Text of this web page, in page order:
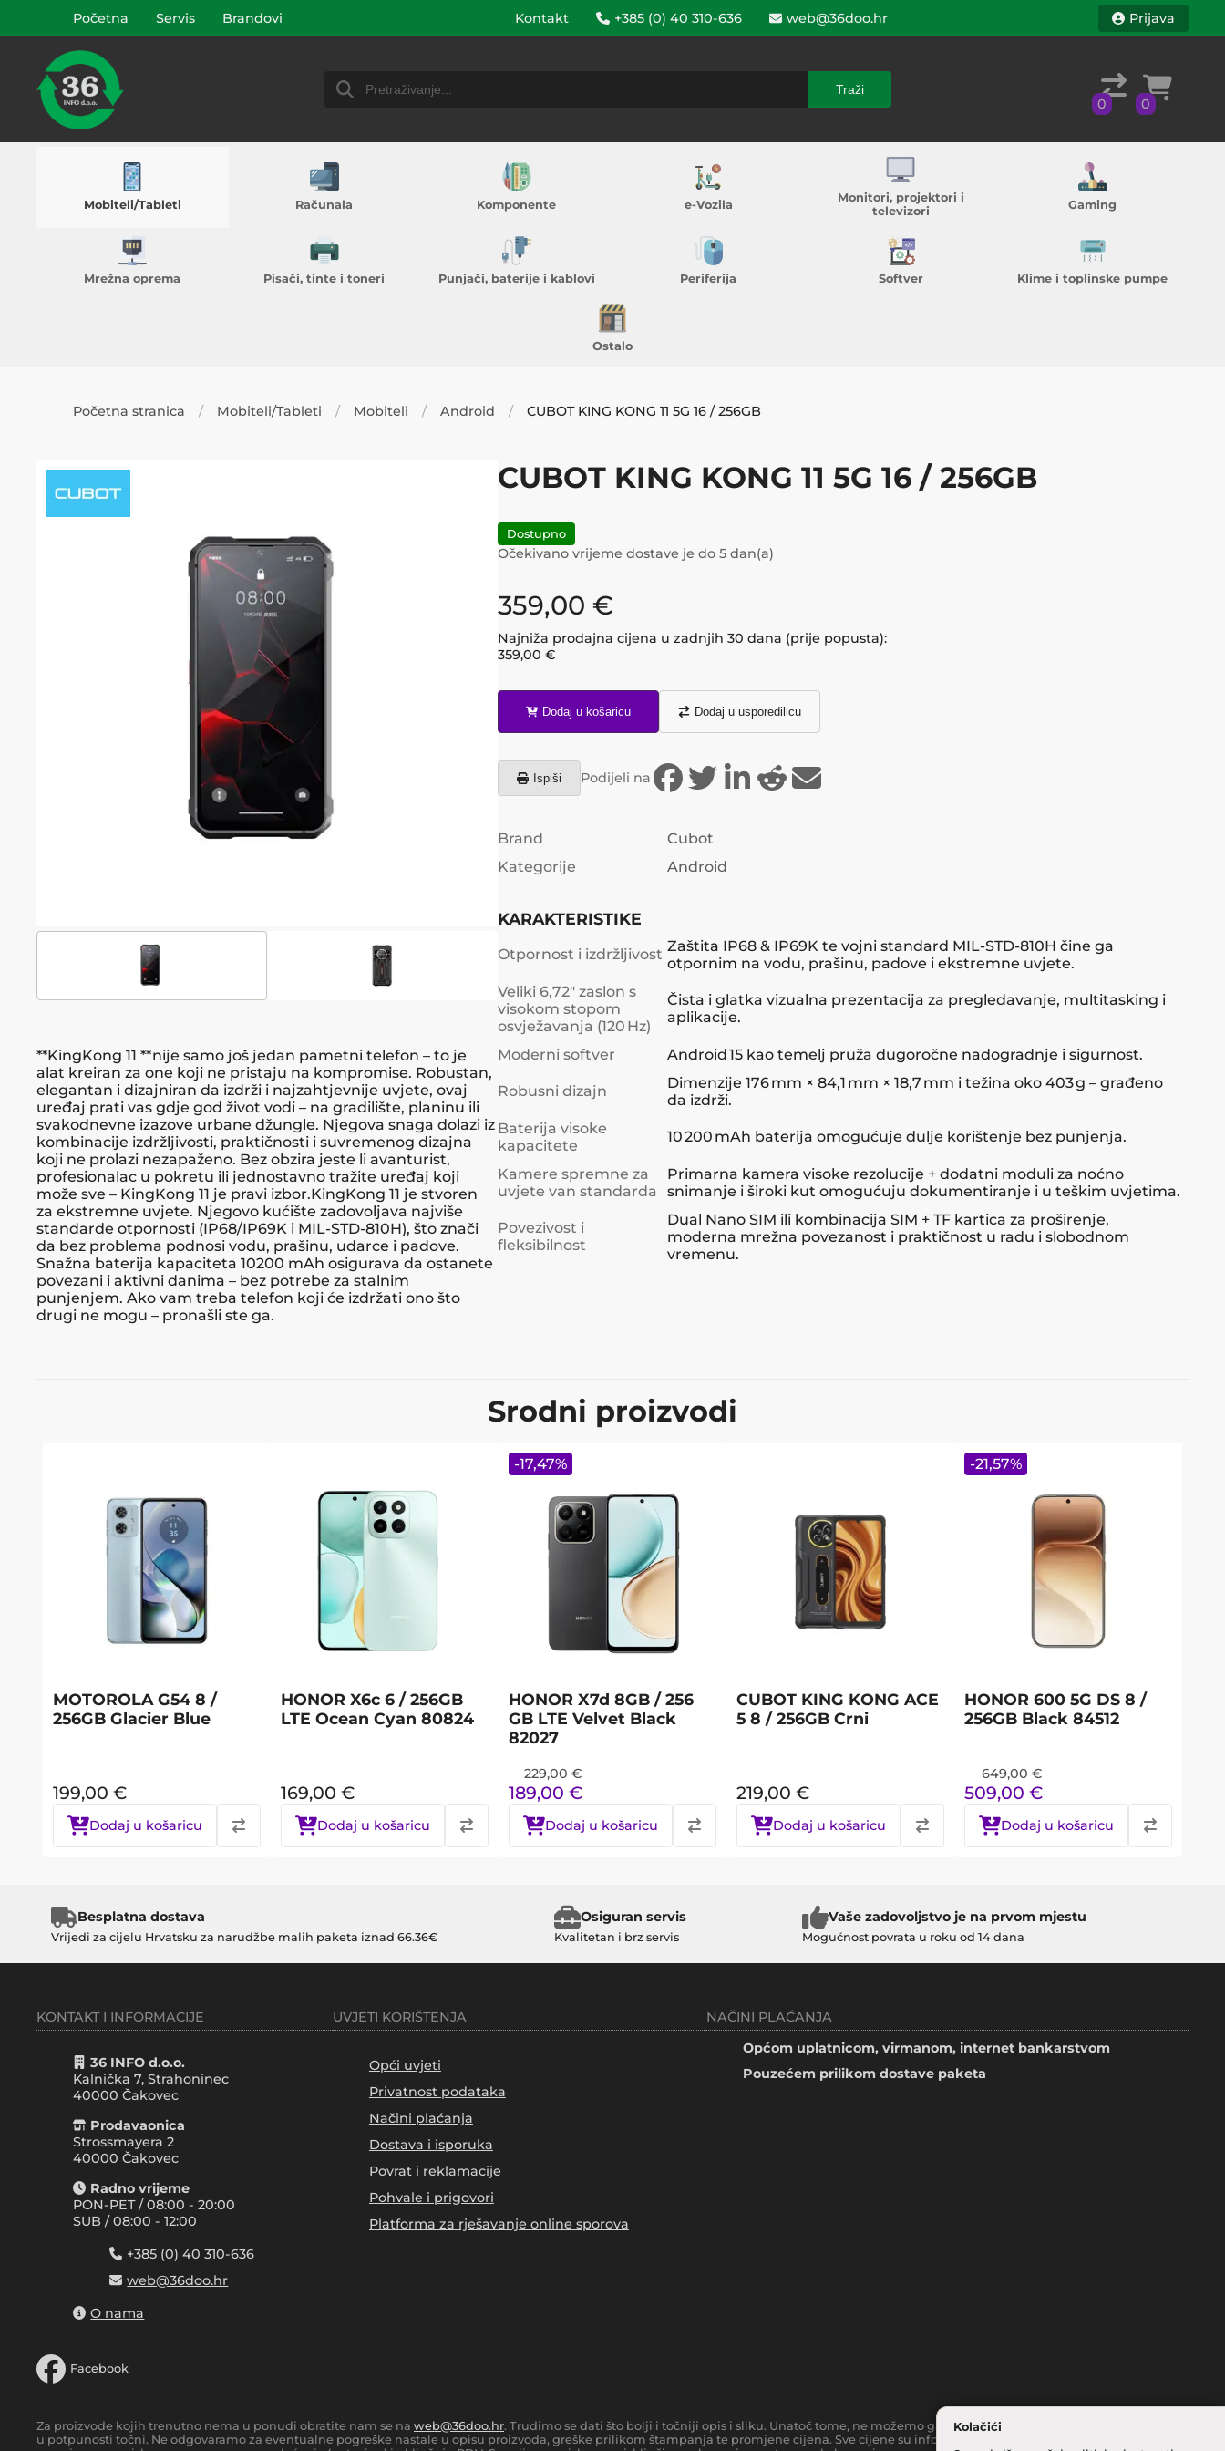
Traži
Početna Servis Brandovi Kontakt +385 (0) 40 310-636 web@36doo.hr Prijava
Traži
0 0
Mobiteli/Tableti Računala Komponente e-Vozila
Monitori, projektori i
televizori
Gaming
Mrežna oprema Pisači, tinte i toneri Punjači, baterije i kablovi Periferija Softver Klime i toplinske pumpe
Ostalo
Kolačići
Početna stranica Mobiteli/Tableti Mobiteli Android CUBOT KING KONG 11 5G 16 / 256GB
**KingKong 11 **nije samo još jedan pametni telefon – to je
alat kreiran za one koji ne pristaju na kompromise. Robustan,
elegantan i dizajniran da izdrži i najzahtjevnije uvjete, ovaj
uređaj prati vas gdje god život vodi – na gradilište, planinu ili
svakodnevne izazove urbane džungle. Njegova snaga dolazi iz
kombinacije izdržljivosti, praktičnosti i suvremenog dizajna
koji ne prolazi nezapaženo. Bez obzira jeste li avanturist,
profesionalac u pokretu ili jednostavno tražite uređaj koji
može sve – KingKong 11 je pravi izbor.KingKong 11 je stvoren
za ekstremne uvjete. Njegovo kućište zadovoljava najviše
standarde otpornosti (IP68/IP69K i MIL-STD-810H), što znači
da bez problema podnosi vodu, prašinu, udarce i padove.
Snažna baterija kapaciteta 10200 mAh osigurava da ostanete
povezani i aktivni danima – bez potrebe za stalnim
punjenjem. Ako vam treba telefon koji će izdržati ono što
drugi ne mogu – pronašli ste ga.
CUBOT KING KONG 11 5G 16 / 256GB
Dostupno
Očekivano vrijeme dostave je do 5dan(a)
359,00 €
Najniža prodajna cijena u zadnjih 30 dana (prije popusta):
359,00 €
Dodaj u košaricu Dodaj u usporedilicu
Ispiši Podijeli na
Brand
Cubot
Kategorije
Android
KARAKTERISTIKE
Otpornost i izdržljivost Zaštita IP68 & IP69K te vojni standard MIL‑STD‑810H čine ga
otpornim na vodu, prašinu, padove i ekstremne uvjete.
Veliki 6,72″ zaslon s
visokom stopom
osvježavanja (120 Hz)
Čista i glatka vizualna prezentacija za pregledavanje, multitasking i
aplikacije.
Moderni softver Android 15 kao temelj pruža dugoročne nadogradnje i sigurnost.
Robusni dizajn
Dimenzije 176 mm × 84,1 mm × 18,7 mm i težina oko 403 g – građeno
da izdrži.
Baterija visoke
kapacitete
10 200 mAh baterija omogućuje dulje korištenje bez punjenja.
Kamere spremne za
uvjete van standarda
Primarna kamera visoke rezolucije + dodatni moduli za noćno
snimanje i široki kut omogućuju dokumentiranje i u teškim uvjetima.
Povezivost i
fleksibilnost
Dual Nano SIM ili kombinacija SIM + TF kartica za proširenje,
moderna mrežna povezanost i praktičnost u radu i slobodnom
vremenu.
Srodni proizvodi
MOTOROLA G54 8 /
256GB Glacier Blue
199,00 €
Dodaj u košaricu
HONOR X6c 6 / 256GB
LTE Ocean Cyan 80824
169,00 €
Dodaj u košaricu
HONOR X7d 8GB / 256
GB LTE Velvet Black
82027
229,00 €
189,00 €
Dodaj u košaricu
-17,47%
CUBOT KING KONG ACE
5 8 / 256GB Crni
219,00 €
Dodaj u košaricu
HONOR 600 5G DS 8 /
256GB Black 84512
649,00 €
509,00 €
Dodaj u košaricu
-21,57%
Besplatna dostava
Vrijedi za cijelu Hrvatsku za narudžbe malih paketa iznad 66.36€
Osiguran servis
Kvalitetan i brz servis
Vaše zadovoljstvo je na prvom mjestu
Mogućnost povrata u roku od 14 dana
KONTAKT I INFORMACIJE
36 INFO d.o.o.
Kalnička 7, Strahoninec
40000 Čakovec
Prodavaonica
Strossmayera 2
40000 Čakovec
Radno vrijeme
PON-PET / 08:00 - 20:00
SUB / 08:00 - 12:00
+385 (0) 40 310-636
web@36doo.hr
O nama
Facebook
UVJETI KORIŠTENJA
Opći uvjeti
Privatnost podataka
Načini plaćanja
Dostava i isporuka
Povrat i reklamacije
Pohvale i prigovori
Platforma za rješavanje online sporova
NAČINI PLAĆANJA
Općom uplatnicom, virmanom, internet bankarstvom
Pouzećem prilikom dostave paketa
Za proizvode kojih trenutno nema u ponudi obratite nam se na web@36doo.hr. Trudimo se dati što bolji i točniji opis i sliku. Unatoč tome, ne možemo garantirati da su svi navedeni podaci i slike
u potpunosti točni. Ne odgovaramo za eventualne pogreške nastale u opisu proizvoda, greške prilikom štampanja te promjene cijena. Sve cijene su informativnog karaktera i podložne su